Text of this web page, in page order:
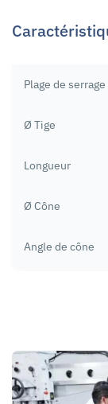
Plage de serrage
Ø Tige
Longueur
Ø Cône
Angle de cône